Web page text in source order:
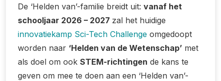
De ‘Helden van’-familie breidt uit: vanaf het
schooljaar 2026 – 2027 zal het huidige
innovatiekamp Sci-Tech Challenge omgedoopt
worden naar ‘Helden van de Wetenschap’ met
als doel om ook STEM-richtingen de kans te
geven om mee te doen aan een ‘Helden van’-